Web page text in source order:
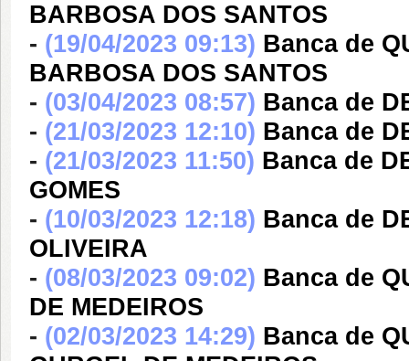
BARBOSA DOS SANTOS
- (19/04/2023 09:13) Banca de
BARBOSA DOS SANTOS
- (03/04/2023 08:57) Banca de
- (21/03/2023 12:10) Banca de
- (21/03/2023 11:50) Banca de
GOMES
- (10/03/2023 12:18) Banca de
OLIVEIRA
- (08/03/2023 09:02) Banca de
DE MEDEIROS
- (02/03/2023 14:29) Banca de